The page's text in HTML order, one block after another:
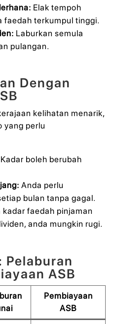
Elak tempoh
faedah terkumpul tinggi.
Laburkan semula
pulangan.
Dengan
kelihatan menarik,
yang perlu
Kadar boleh berubah
Anda perlu
bulan tanpa gagal.
kadar faedah pinjaman
anda mungkin rugi.
Pelaburan
ASB
Pembiayaan
ASB